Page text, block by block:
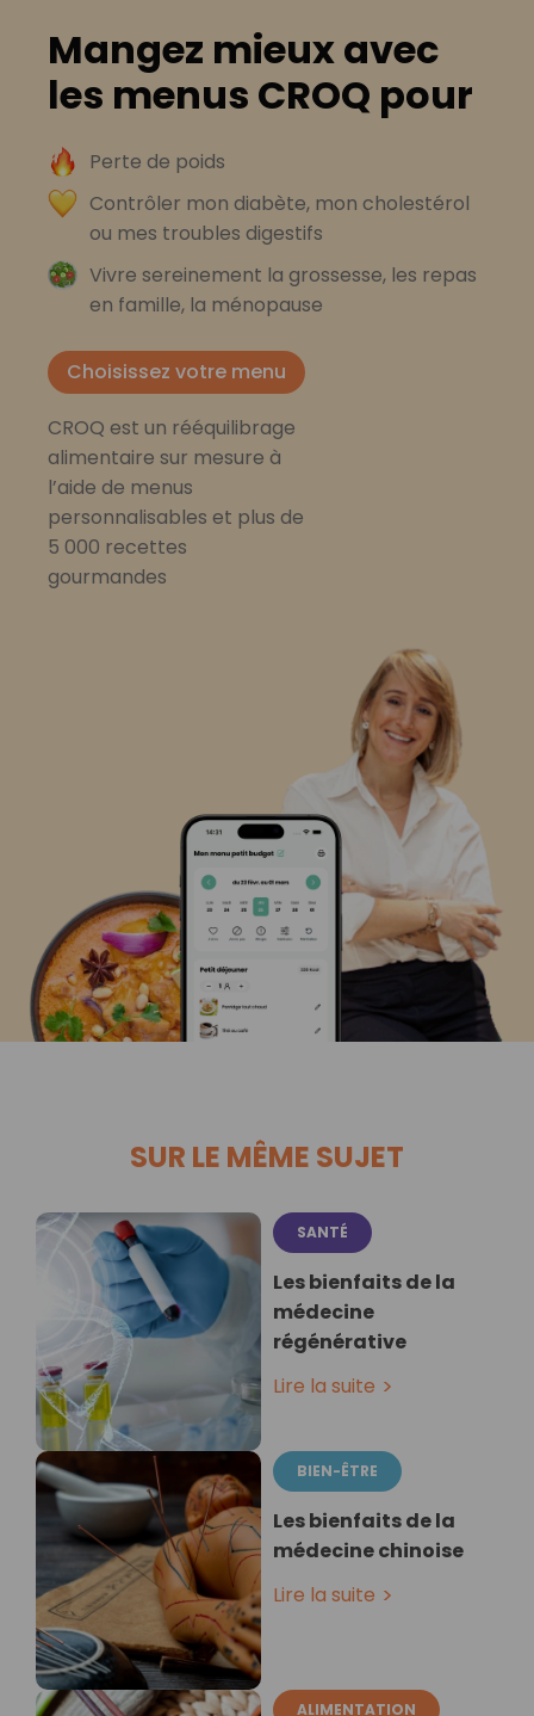
Mangez mieux avec
les menus CROQ pour
Perte de poids
Contrôler mon diabète, mon cholestérol
ou mes troubles digestifs
Vivre sereinement la grossesse, les repas
en famille, la ménopause
Choisissez votre menu
CROQ est un rééquilibrage
alimentaire sur mesure à
l’aide de menus
personnalisables et plus de
5 000 recettes
gourmandes
SUR LE MÊME SUJET
SANTÉ
Les bienfaits de la
médecine
régénérative
Lire la suite
BIEN-ÊTRE
Les bienfaits de la
médecine chinoise
Lire la suite
ALIMENTATION